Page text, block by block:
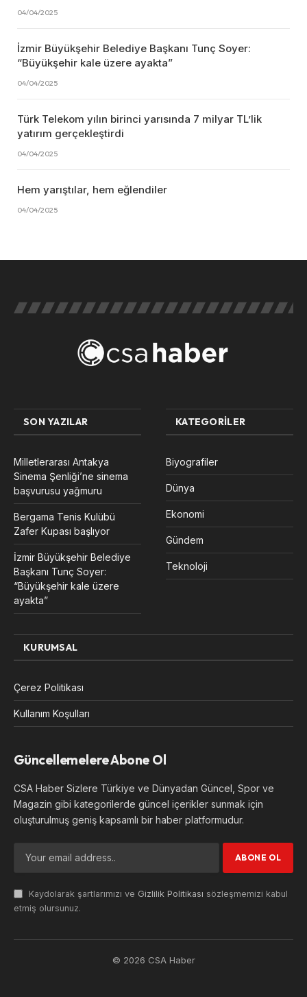
04/04/2025
İzmir Büyükşehir Belediye Başkanı Tunç Soyer:
“Büyükşehir kale üzere ayakta”
04/04/2025
Türk Telekom yılın birinci yarısında 7 milyar TL’lik
yatırım gerçekleştirdi
04/04/2025
Hem yarıştılar, hem eğlendiler
04/04/2025
SON YAZILAR
Milletlerarası Antakya
Sinema Şenliği’ne sinema
başvurusu yağmuru
Bergama Tenis Kulübü
Zafer Kupası başlıyor
İzmir Büyükşehir Belediye
Başkanı Tunç Soyer:
“Büyükşehir kale üzere
ayakta”
KATEGORILER
Biyografiler
Dünya
Ekonomi
Gündem
Teknoloji
KURUMSAL
Çerez Politikası
Kullanım Koşulları
Güncellemelere Abone Ol
CSA Haber Sizlere Türkiye ve Dünyadan Güncel, Spor ve
Magazin gibi kategorilerde güncel içerikler sunmak için
oluşturulmuş geniş kapsamlı bir haber platformudur.
Kaydolarak şartlarımızı ve Gizlilik Politikası sözleşmemizi kabul
etmiş olursunuz.
© 2026 CSA Haber